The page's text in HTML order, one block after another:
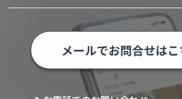
メールでお問合せはこ